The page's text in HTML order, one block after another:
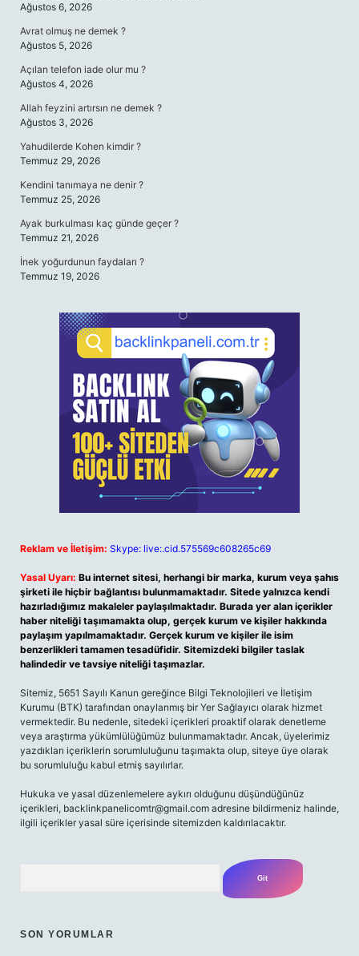
Ağustos 6, 2026
Avrat olmuş ne demek ?
Ağustos 5, 2026
Açılan telefon iade olur mu ?
Ağustos 4, 2026
Allah feyzini artırsın ne demek ?
Ağustos 3, 2026
Yahudilerde Kohen kimdir ?
Temmuz 29, 2026
Kendini tanımaya ne denir ?
Temmuz 25, 2026
Ayak burkulması kaç günde geçer ?
Temmuz 21, 2026
İnek yoğurdunun faydaları ?
Temmuz 19, 2026
Reklam ve İletişim: Skype: live:.cid.575569c608265c69
Yasal Uyarı: Bu internet sitesi, herhangi bir marka, kurum veya şahıs
şirketi ile hiçbir bağlantısı bulunmamaktadır. Sitede yalnızca kendi
hazırladığımız makaleler paylaşılmaktadır. Burada yer alan içerikler
haber niteliği taşımamakta olup, gerçek kurum ve kişiler hakkında
paylaşım yapılmamaktadır. Gerçek kurum ve kişiler ile isim
benzerlikleri tamamen tesadüfidir. Sitemizdeki bilgiler taslak
halindedir ve tavsiye niteliği taşımazlar.
Sitemiz, 5651 Sayılı Kanun gereğince Bilgi Teknolojileri ve İletişim
Kurumu (BTK) tarafından onaylanmış bir Yer Sağlayıcı olarak hizmet
vermektedir. Bu nedenle, sitedeki içerikleri proaktif olarak denetleme
veya araştırma yükümlülüğümüz bulunmamaktadır. Ancak, üyelerimiz
yazdıkları içeriklerin sorumluluğunu taşımakta olup, siteye üye olarak
bu sorumluluğu kabul etmiş sayılırlar.
Hukuka ve yasal düzenlemelere aykırı olduğunu düşündüğünüz
içerikleri, backlinkpanelicomtr@gmail.com adresine bildirmeniz halinde,
ilgili içerikler yasal süre içerisinde sitemizden kaldırılacaktır.
SON YORUMLAR